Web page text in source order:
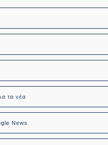
τα νέα
News